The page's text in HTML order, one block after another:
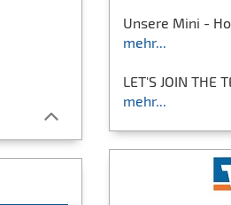
Unsere Mini -
mehr...
LET'S JOIN THE
mehr...